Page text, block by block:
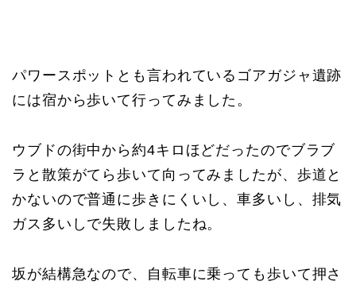
パワースポットとも言われているゴアガジャ遺跡
には宿から歩いて行ってみました。
ウブドの街中から約4キロほどだったのでブラブ
ラと散策がてら歩いて向ってみましたが、歩道と
かないので普通に歩きにくいし、車多いし、排気
ガス多いしで失敗しましたね。
坂が結構急なので、自転車に乗っても歩いて押さ